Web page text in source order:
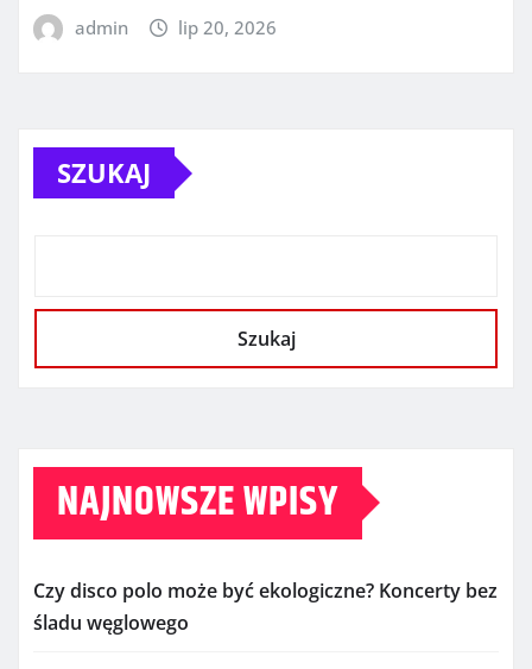
admin lip 20, 2026
SZUKAJ
Szukaj
NAJNOWSZE WPISY
Czy disco polo może być ekologiczne? Koncerty bez
śladu węglowego